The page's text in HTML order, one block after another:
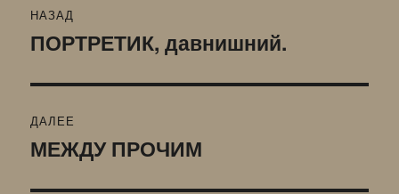
по
НАЗАД
Предыдущая
ПОРТРЕТИК, давнишний.
ДАЛЕЕ
Следующая
МЕЖДУ ПРОЧИМ